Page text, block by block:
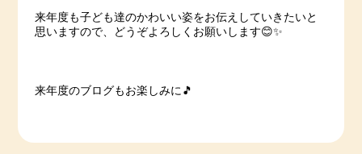
来年度も子ども達のかわいい姿をお伝えしていきたいと
思いますので、どうぞよろしくお願いします😊✨
来年度のブログもお楽しみに🎵